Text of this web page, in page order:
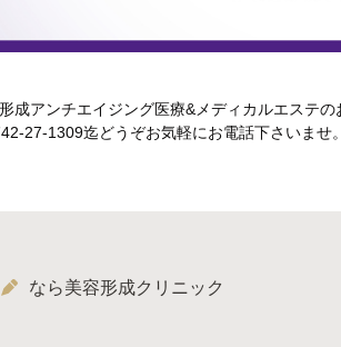
成アンチエイジング医療&メディカルエステ
27-1309迄どうぞお気軽にお電話下さいませ
なら美容形成クリニック